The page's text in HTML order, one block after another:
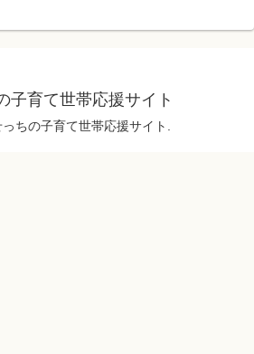
子育て世帯応援サイト
ちの子育て世帯応援サイト.